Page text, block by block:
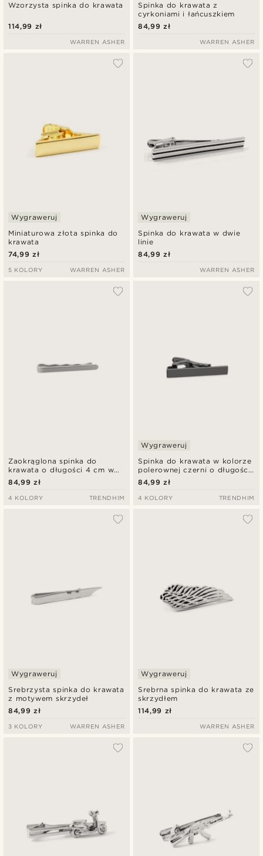
Wzorzysta spinka do krawata
114,99 zł
WARREN ASHER
Spinka do krawata z
cyrkoniami i łańcuszkiem
84,99 zł
WARREN ASHER
Miniaturowa złota spinka do
krawata
Wygraweruj
74,99 zł
5 KOLORY WARREN ASHER
Spinka do krawata w dwie
linie
Wygraweruj
84,99 zł
WARREN ASHER
Zaokrąglona spinka do
krawata o długości 4 cm w
kolorze matowego srebra
84,99 zł
4 KOLORY TRENDHIM
Spinka do krawata w kolorze
polerownej czerni o długości
4 cm
Wygraweruj
84,99 zł
4 KOLORY TRENDHIM
Srebrzysta spinka do krawata
z motywem skrzydeł
Wygraweruj
84,99 zł
3 KOLORY WARREN ASHER
Srebrna spinka do krawata ze
skrzydłem
Wygraweruj
114,99 zł
WARREN ASHER